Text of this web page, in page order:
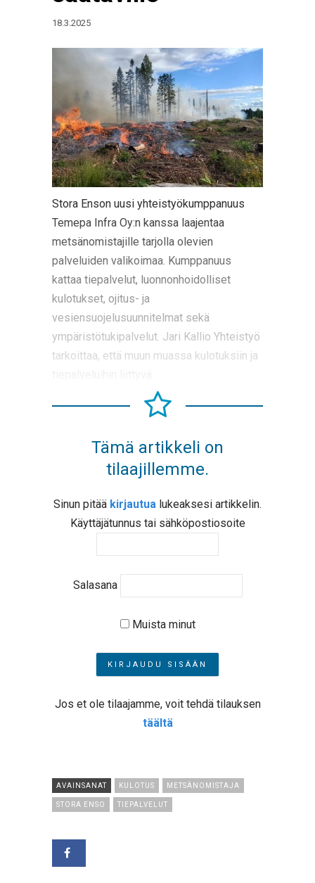
18.3.2025
Stora Enson uusi yhteistyökumppanuus
Temepa Infra Oy:n kanssa laajentaa
metsänomistajille tarjolla olevien
palveluiden valikoimaa. Kumppanuus
kattaa tiepalvelut, luonnonhoidolliset
kulotukset, ojitus- ja
vesiensuojelusuunnitelmat sekä
ympäristötukipalvelut. Jari Kallio Yhteistyö
tarkoittaa, että muun muassa kulotuksiin ja
Tämä artikkeli on
tilaajillemme.
Sinun pitää kirjautua lukeaksesi artikkelin.
Käyttäjätunnus tai sähköpostiosoite
Salasana
Muista minut
Jos et ole tilaajamme, voit tehdä tilauksen
täältä
AVAINSANAT KULOTUS METSÄNOMISTAJA
STORA ENSO TIEPALVELUT